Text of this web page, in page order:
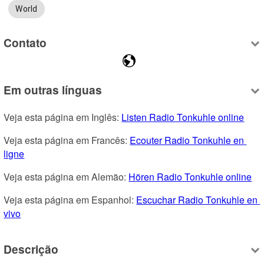
World
Contato
Em outras línguas
Veja esta página em Inglês: Listen Radio Tonkuhle online
Veja esta página em Francês: Ecouter Radio Tonkuhle en
ligne
Veja esta página em Alemão: Hören Radio Tonkuhle online
Veja esta página em Espanhol: Escuchar Radio Tonkuhle en
vivo
Descrição